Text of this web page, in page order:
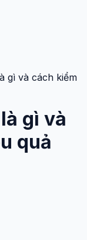
gì và cách kiểm
gì và
quả